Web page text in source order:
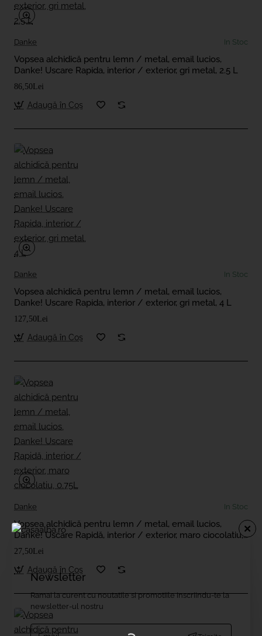
Newsletter
Ramai la curent cu noutatile si promotiile inscriindu-te la
newsletter-ul nostru
Email....
Danke In Stoc
Vopsea alchidică pentru lemn / metal, email lucios,
Danke! Uscare Rapida, interior / exterior, gri metal, 2.5 L
86,50Lei
Adaugă în Coş
Danke In Stoc
Vopsea alchidică pentru lemn / metal, email lucios,
Danke! Uscare Rapida, interior / exterior, gri metal, 4 L
127,50Lei
Adaugă în Coş
Danke In Stoc
Vopsea alchidică pentru lemn / metal, email lucios,
Danke! Uscare Rapidă, interior / exterior, maro ciocolatiu,
0.75L
27,50Lei
Adaugă în Coş